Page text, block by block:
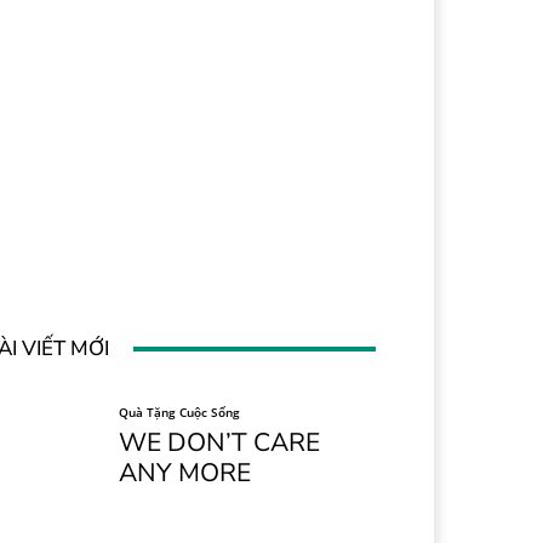
VIẾT MỚI
Quà Tặng Cuộc Sống
WE DON’T CARE
ANY MORE